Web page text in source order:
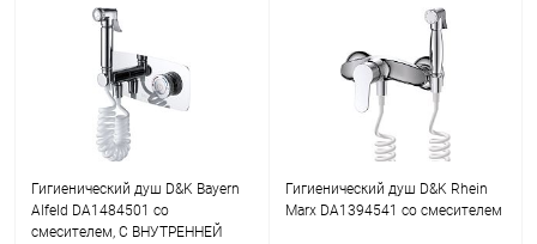
Гигиенический душ D&K Bayern
Alfeld DA1484501 со
смесителем, С ВНУТРЕННЕЙ
Гигиенический душ D&K Rhein
Marx DA1394541 со смесителем